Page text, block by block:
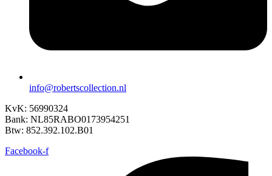
info@robertscollection.nl
KvK: 56990324
Bank: NL85RABO0173954251
Btw: 852.392.102.B01
Facebook-f